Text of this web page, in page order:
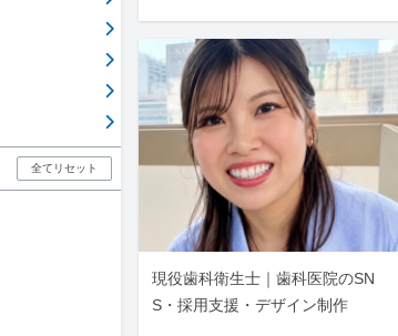
全てリセット
現役歯科衛生士｜歯科医院のSN
S・採用支援・デザイン制作